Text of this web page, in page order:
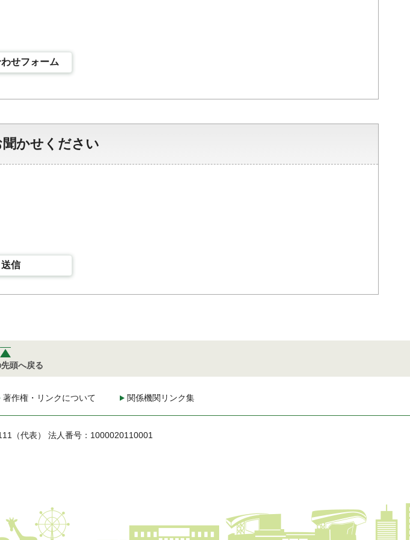
せフォーム
かせください
送信
頭へ戻る
著作権・リンクについて 関係機関リンク集
（代表） 法人番号：1000020110001